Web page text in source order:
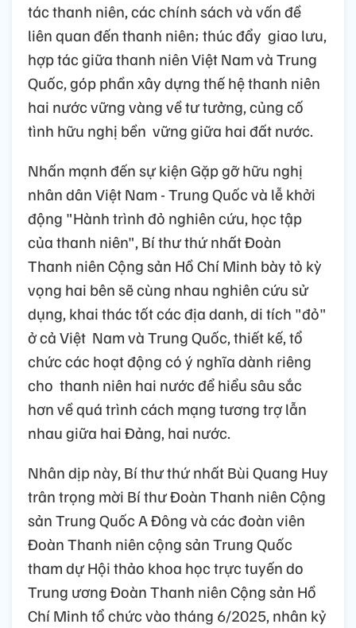
tác thanh niên, các chính sách và vấn đề
liên quan đến thanh niên; thúc đẩy giao lưu,
hợp tác giữa thanh niên Việt Nam và Trung
Quốc, góp phần xây dựng thế hệ thanh niên
hai nước vững vàng về tư tưởng, củng cố
tình hữu nghị bền vững giữa hai đất nước.
Nhấn mạnh đến sự kiện Gặp gỡ hữu nghị
nhân dân Việt Nam - Trung Quốc và lễ khởi
động "Hành trình đỏ nghiên cứu, học tập
của thanh niên", Bí thư thứ nhất Đoàn
Thanh niên Cộng sản Hồ Chí Minh bày tỏ kỳ
vọng hai bên sẽ cùng nhau nghiên cứu sử
dụng, khai thác tốt các địa danh, di tích "đỏ"
ở cả Việt Nam và Trung Quốc, thiết kế, tổ
chức các hoạt động có ý nghĩa dành riêng
cho thanh niên hai nước để hiểu sâu sắc
hơn về quá trình cách mạng tương trợ lẫn
nhau giữa hai Đảng, hai nước.
Nhân dịp này, Bí thư thứ nhất Bùi Quang Huy
trân trọng mời Bí thư Đoàn Thanh niên Cộng
sản Trung Quốc A Đông và các đoàn viên
Đoàn Thanh niên cộng sản Trung Quốc
tham dự Hội thảo khoa học trực tuyến do
Trung ương Đoàn Thanh niên Cộng sản Hồ
Chí Minh tổ chức vào tháng 6/2025, nhân kỷ